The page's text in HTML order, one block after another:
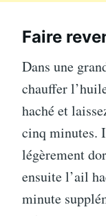
Faire
Dans une
chauffer
haché et
cinq minutes.
légèrement
ensuite l’ail
minute